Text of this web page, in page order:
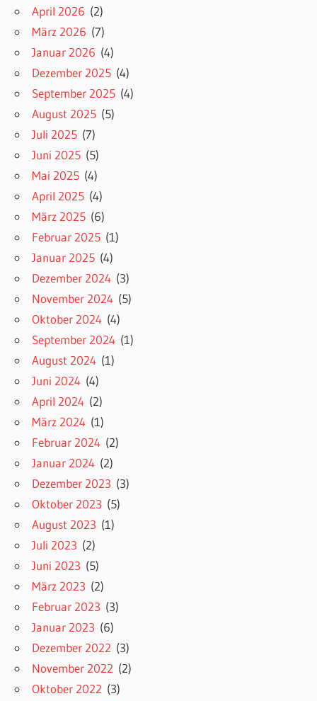
April 2026 (2)
März 2026 (7)
Januar 2026 (4)
Dezember 2025 (4)
September 2025 (4)
August 2025 (5)
Juli 2025 (7)
Juni 2025 (5)
Mai 2025 (4)
April 2025 (4)
März 2025 (6)
Februar 2025 (1)
Januar 2025 (4)
Dezember 2024 (3)
November 2024 (5)
Oktober 2024 (4)
September 2024 (1)
August 2024 (1)
Juni 2024 (4)
April 2024 (2)
März 2024 (1)
Februar 2024 (2)
Januar 2024 (2)
Dezember 2023 (3)
Oktober 2023 (5)
August 2023 (1)
Juli 2023 (2)
Juni 2023 (5)
März 2023 (2)
Februar 2023 (3)
Januar 2023 (6)
Dezember 2022 (3)
November 2022 (2)
Oktober 2022 (3)